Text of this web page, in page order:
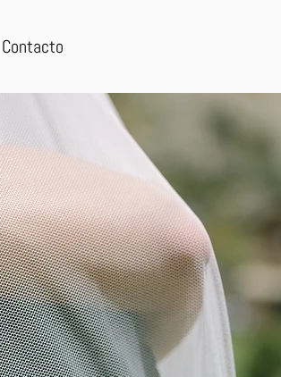
Contacto